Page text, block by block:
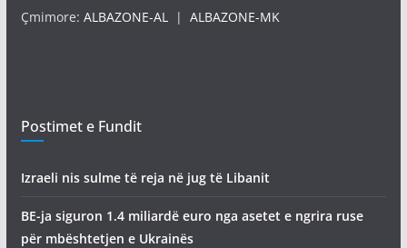
Çmimore: ALBAZONE-AL | ALBAZONE-MK
Postimet e Fundit
Izraeli nis sulme të reja në jug të Libanit
BE-ja siguron 1.4 miliardë euro nga asetet e ngrira ruse
për mbështetjen e Ukrainës